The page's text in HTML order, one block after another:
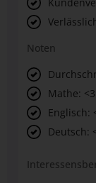
Noten
Mathe: <3
Englisch:
Deutsch: